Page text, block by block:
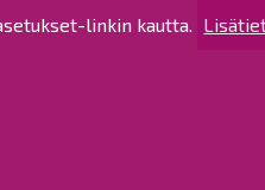
linkin kautta.
Viranhaltijapäätökset